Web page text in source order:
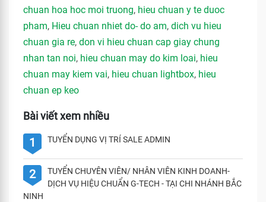
chuan hoa hoc moi truong, hieu chuan y te duoc
pham, Hieu chuan nhiet do- do am, dich vu hieu
chuan gia re, don vi hieu chuan cap giay chung
nhan tan noi, hieu chuan may do kim loai, hieu
chuan may kiem vai, hieu chuan lightbox, hieu
chuan ep keo
Bài viết xem nhiều
1 TUYỂN DỤNG VỊ TRÍ SALE ADMIN
2
TUYỂN CHUYÊN VIÊN/ NHÂN VIÊN KINH DOANH-
DỊCH VỤ HIỆU CHUẨN G-TECH - TẠI CHI NHÁNH BẮC
NINH